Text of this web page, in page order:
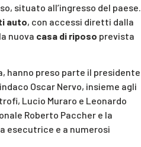
situato all’ingresso del paese.
auto, con accessi diretti dalla
nuova casa di riposo prevista
hanno preso parte il presidente
Oscar Nervo, insieme agli
Lucio Muraro e Leonardo
Roberto Paccher e la
esecutrice e a numerosi